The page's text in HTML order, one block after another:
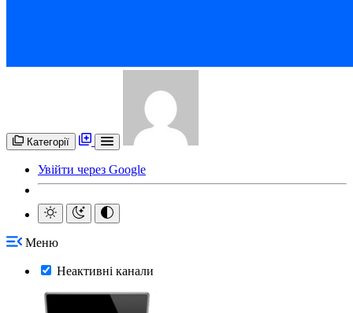
Категорії
Увійти через Google
Меню
Неактивні канали